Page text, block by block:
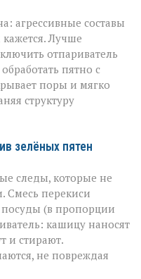
агрессивные составы
Лучше
отпариватель
пятно с
поры и мягко
структуру
зелёных пятен
следы, которые не
Смесь перекиси
посуды (в пропорции
кашицу наносят
и стирают.
не повреждая